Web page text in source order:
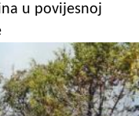
u povijesnoj